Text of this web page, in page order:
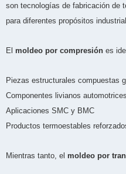
son tecnologías de fabricación de
para diferentes propósitos
El moldeo por compresión es
Piezas estructurales compuestas
Componentes livianos automotrices
Aplicaciones SMC y BMC
Productos termoestables
Mientras tanto, el moldeo por